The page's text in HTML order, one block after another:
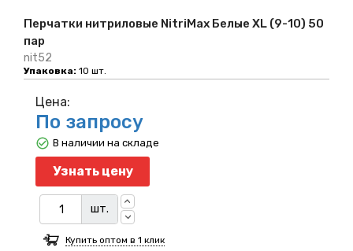
Перчатки нитриловые NitriMax Белые XL (9-10) 50
пар
nit52
Упаковка: 10 шт.
Цена:
По запросу
Узнать цену
шт.
В наличии на складе
Купить оптом в 1 клик